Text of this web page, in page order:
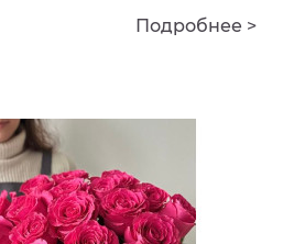
Подробнее >